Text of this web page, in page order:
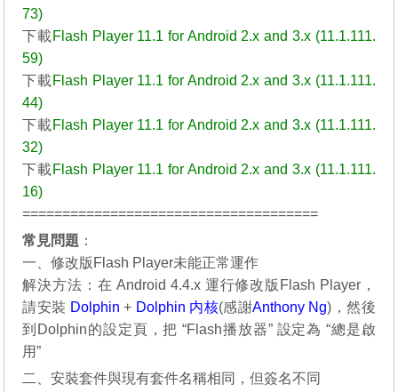
73)
下載 Flash Player 11.1 for Android 2.x and 3.x (11.1.111.
59)
下載 Flash Player 11.1 for Android 2.x and 3.x (11.1.111.
44)
下載 Flash Player 11.1 for Android 2.x and 3.x (11.1.111.
32)
下載 Flash Player 11.1 for Android 2.x and 3.x (11.1.111.
16)
=====================================
常見問題 ：
一、修改版Flash Player未能正常運作
解決方法：在 Android 4.4.x 運行修改版Flash Player，
請安裝 Dolphin + Dolphin 内核(感謝Anthony Ng)，然後
到Dolphin的設定頁，把 “Flash播放器” 設定為 “總是啟
用”
二、安裝套件與現有套件名稱相同，但簽名不同